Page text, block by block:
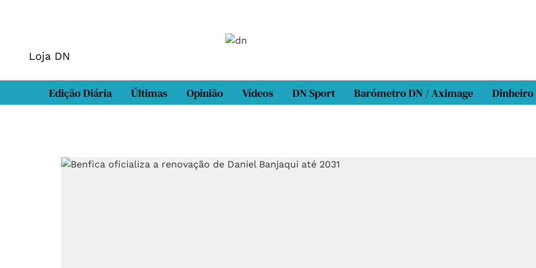
Loja DN
Edição Diária Últimas Opinião Vídeos DN Sport Barómetro DN / Aximage Dinheiro